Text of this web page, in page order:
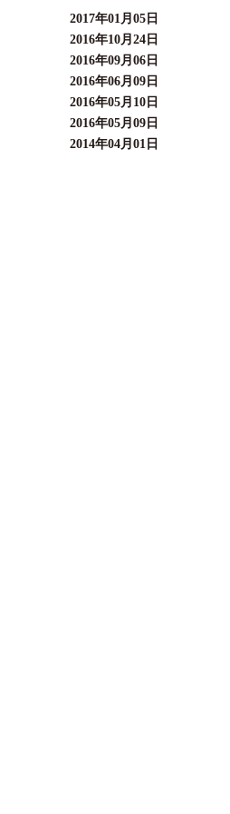
2017年01月05日
2016年10月24日
2016年09月06日
2016年06月09日
2016年05月10日
2016年05月09日
2014年04月01日